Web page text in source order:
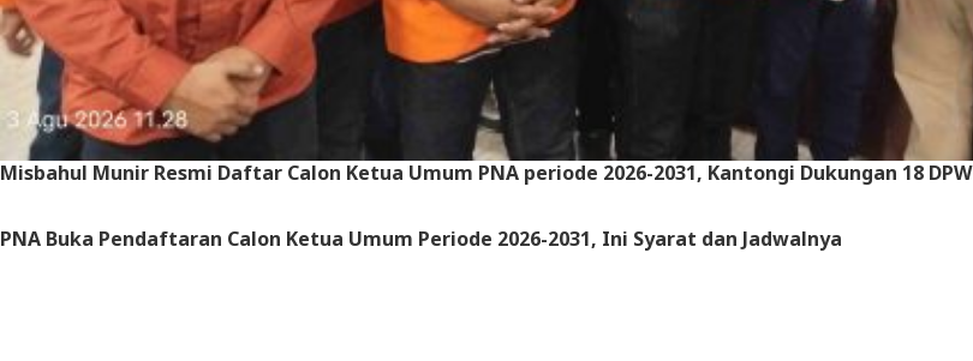
Misbahul Munir Resmi Daftar Calon Ketua Umum PNA periode 2026-2031, Kantongi Dukungan 18 DPW
PNA Buka Pendaftaran Calon Ketua Umum Periode 2026-2031, Ini Syarat dan Jadwalnya